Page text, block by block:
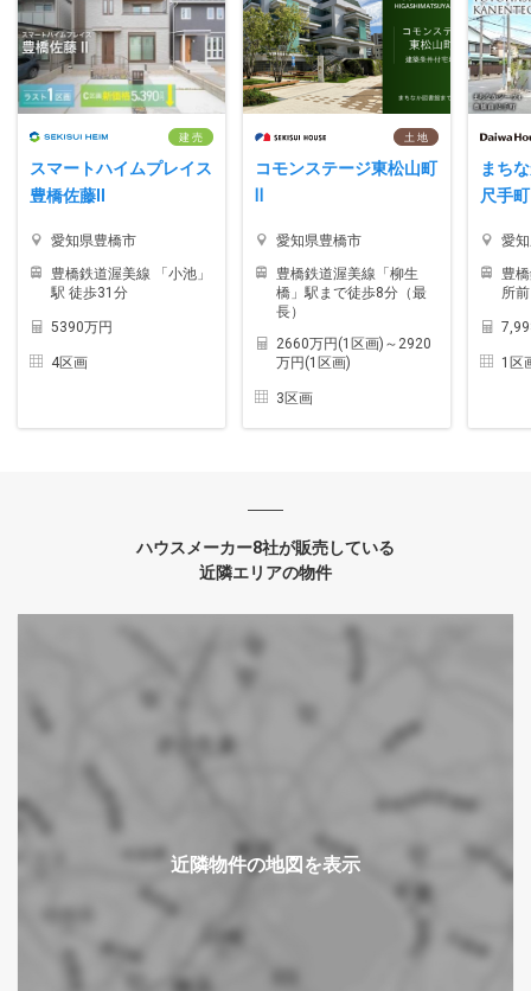
建 売
スマートハイムプレイス
豊橋佐藤II
愛知県豊橋市
豊橋鉄道渥美線 「小池」
駅 徒歩31分
5390万円
4区画
土 地
コモンステージ東松山町
愛知県豊橋市
豊橋鉄道渥美線「柳生
橋」駅まで徒歩8分（最
長）
2660万円(1区画)～2920
万円(1区画)
3区画
まち
尺手
愛
豊
所
1区
ハウスメーカー8社が販売している
近隣エリアの物件